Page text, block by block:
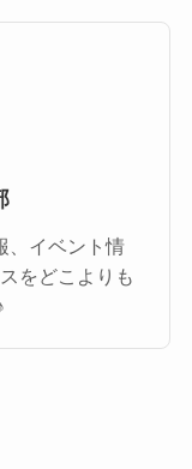
、イベント情
をどこよりも